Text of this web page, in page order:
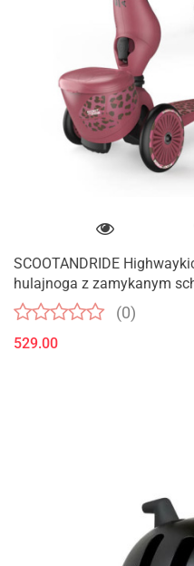
SCOOTANDRIDE
hulajnoga z zamykanym
(0)
529.00